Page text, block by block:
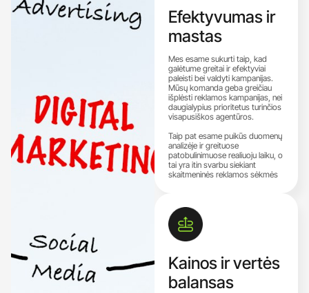
Efektyvumas ir
mastas
Mes esame sukurti taip, kad
galėtume greitai ir efektyviai
paleisti bei valdyti kampanijas.
Mūsų komanda geba greičiau
išplėsti reklamos kampanijas, nei
daugialypius prioritetus turinčios
visapusiškos agentūros.
Taip pat esame puikūs duomenų
analizėje ir greituose
patobulinimuose realiuoju laiku, o
tai yra itin svarbu siekiant
skaitmeninės reklamos sėkmės
Kainos ir vertės
balansas